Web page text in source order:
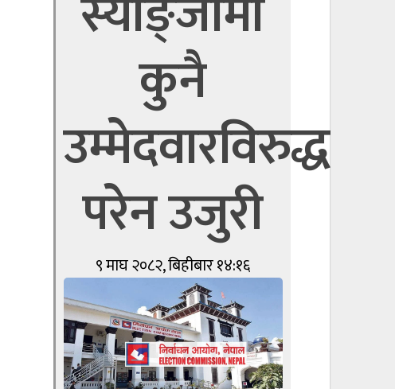
कुनै
उम्मेदवारविरुद्ध
परेन उजुरी
९ माघ २०८२, बिहीबार १४:१६